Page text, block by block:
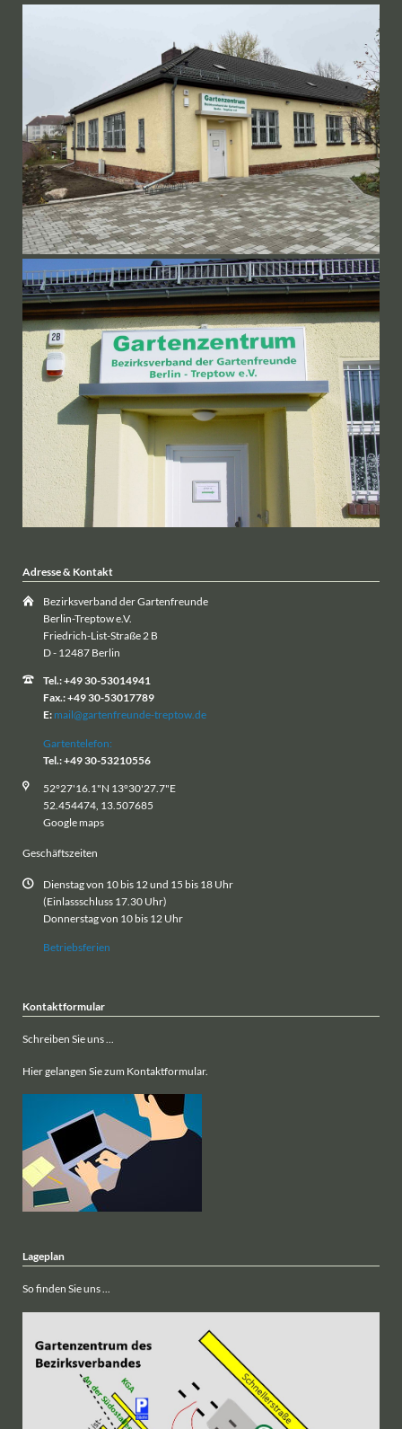
Adresse & Kontakt
Bezirksverband der Gartenfreunde
Berlin-Treptow e.V.
Friedrich-List-Straße 2 B
D - 12487 Berlin
Tel.: +49 30-53014941
Fax.: +49 30-53017789
E: mail@gartenfreunde-treptow.de
Gartentelefon:
Tel.: +49 30-53210556
52°27'16.1"N 13°30'27.7"E
52.454474, 13.507685
Google maps
Geschäftszeiten
Dienstag von 10 bis 12 und 15 bis 18 Uhr
(Einlassschluss 17.30 Uhr)
Donnerstag von 10 bis 12 Uhr
Betriebsferien
Kontaktformular
Schreiben Sie uns ...
Hier gelangen Sie zum Kontaktformular.
Lageplan
So finden Sie uns ...